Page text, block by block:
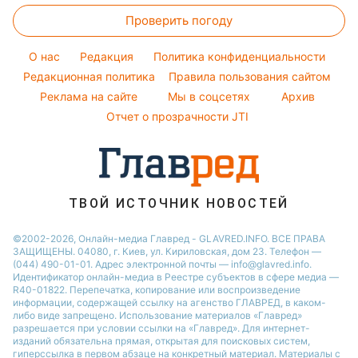
Ани Лорак
Алла Пугачева
Максим Галкин
Настя Каменских
Праздничное меню
Комнатные растения
Курс валют
Магнитные бури
Погода на сегодня
Погода на завтра
Пылевая буря
Проверить погоду
O нас Редакция
Политика конфиденциальности
Редакционная политика
Правила пользования сайтом
Реклама на сайте
Мы в соцсетях
Архив
Отчет о прозрачности JTI
ТВОЙ ИСТОЧНИК НОВОСТЕЙ
©2002-2026, Онлайн-медиа Главред - GLAVRED.INFO. ВСЕ ПРАВА
ЗАЩИЩЕНЫ. 04080, г. Киев, ул. Кириловская, дом 23. Телефон —
(044) 490-01-01. Адрес электронной почты — info@glavred.info.
Идентификатор онлайн-медиа в Реестре cубъектов в сфере медиа —
R40-01822. Перепечатка, копирование или воспроизведение
информации, содержащей ссылку на агенство ГЛАВРЕД, в каком-
либо виде запрещено. Использование материалов «Главред»
разрешается при условии ссылки на «Главред». Для интернет-
изданий обязательна прямая, открытая для поисковых систем,
гиперссылка в первом абзаце на конкретный материал. Материалы с